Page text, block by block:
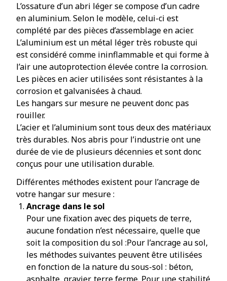
L’ossature d’un abri léger se compose d’un cadre
en aluminium. Selon le modèle, celui-ci est
complété par des pièces d’assemblage en acier.
L’aluminium est un métal léger très robuste qui
est considéré comme ininflammable et qui forme à
l’air une autoprotection élevée contre la corrosion.
Les pièces en acier utilisées sont résistantes à la
corrosion et galvanisées à chaud.
Les hangars sur mesure ne peuvent donc pas
rouiller.
L’acier et l’aluminium sont tous deux des matériaux
très durables. Nos abris pour l’industrie ont une
durée de vie de plusieurs décennies et sont donc
conçus pour une utilisation durable.
Différentes méthodes existent pour l’ancrage de
votre hangar sur mesure :
Ancrage dans le sol
Pour une fixation avec des piquets de terre,
aucune fondation n’est nécessaire, quelle que
soit la composition du sol :Pour l’ancrage au sol,
les méthodes suivantes peuvent être utilisées
en fonction de la nature du sous-sol : béton,